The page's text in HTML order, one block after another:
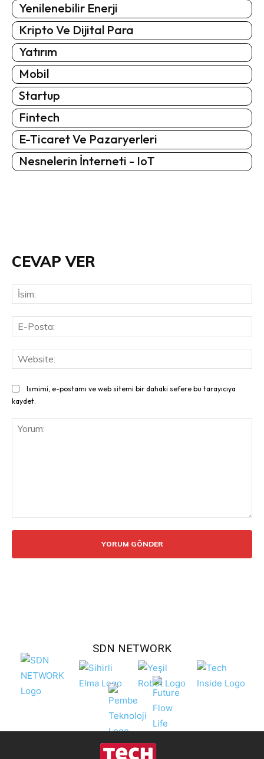
Yenilenebilir Enerji
Kripto Ve Dijital Para
Yatırım
Mobil
Startup
Fintech
E-Ticaret Ve Pazaryerleri
Nesnelerin İnterneti - IoT
CEVAP VER
Ismimi, e-postamı ve web sitemi bir dahaki sefere bu tarayıcıya
kaydet.
SDN NETWORK